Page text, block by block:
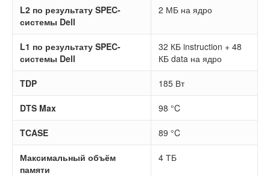
L2 по результату SPEC-
системы Dell
2 МБ на ядро
L1 по результату SPEC-
системы Dell
32 КБ instruction + 48
КБ data на ядро
TDP 185 Вт
DTS Max 98 °C
TCASE 89 °C
Максимальный объём
памяти
4 ТБ